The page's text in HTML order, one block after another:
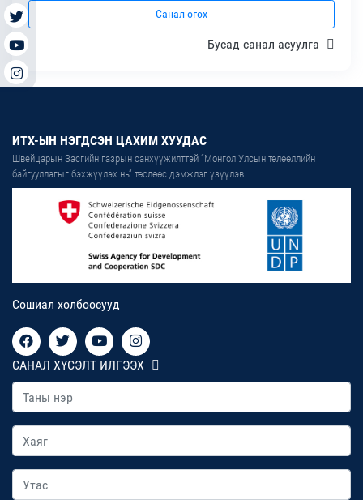
Санал өгөх
Бусад санал асуулга
ИТХ-ЫН НЭГДСЭН ЦАХИМ ХУУДАС
Швейцарын Засгийн газрын санхүүжилттэй “Монгол Улсын төлөөллийн
байгууллагыг бэхжүүлэх нь” төслөөс дэмжлэг үзүүлэв.
Сошиал холбоосууд
САНАЛ ХҮСЭЛТ ИЛГЭЭХ